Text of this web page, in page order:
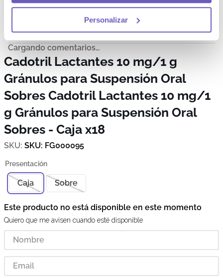
Personalizar
Más reciente Todos
Cargando comentarios…
Cadotril Lactantes 10 mg/1 g
Gránulos para Suspensión Oral
Sobres Cadotril Lactantes 10 mg/1
g Gránulos para Suspensión Oral
Sobres - Caja x18
SKU: FG000095
Caja Sobre
Este producto no está disponible en este momento
Quiero que me avisen cuando esté disponible